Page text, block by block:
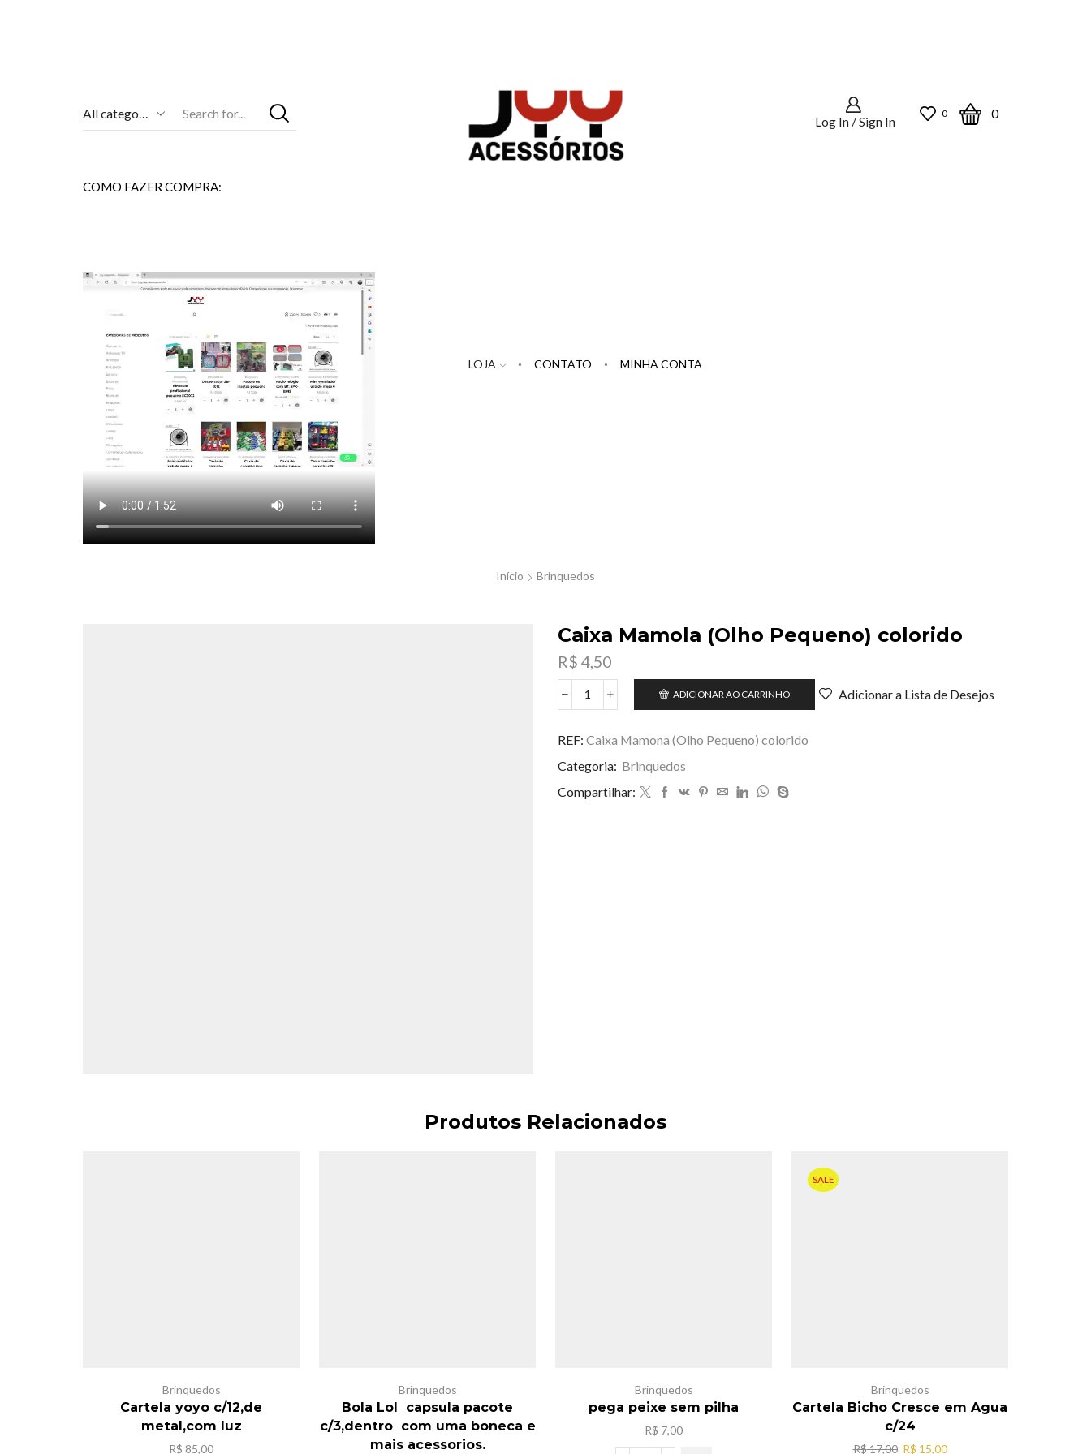
Entrada
Log In / Sign In
0 0
COMO FAZER COMPRA:
LOJA CONTATO MINHA CONTA
Início Brinquedos
Caixa Mamola (Olho Pequeno) colorido
R$ 4,50
Caixa
(Olho
colorido
ADICIONAR AO CARRINHO Adicionar a Lista de Desejos
REF: Caixa Mamona (Olho Pequeno) colorido
Categoria: Brinquedos
Compartilhar:
Produtos Relacionados
Brinquedos
Cartela yoyo c/12,de
metal,com luz
R$ 85,00
Brinquedos
Bola Lol capsula pacote
c/3,dentro com uma boneca e
mais acessorios.
Brinquedos
pega peixe sem pilha
R$ 7,00
SALE
Brinquedos
Cartela Bicho Cresce em Agua
c/24
R$17,00 O
R$ 15,00O